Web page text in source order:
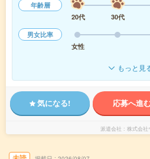
年齢層
20代
30代
男女比率
女性
もっと見
気になる! 応募へ進
派遣会社 株式会社